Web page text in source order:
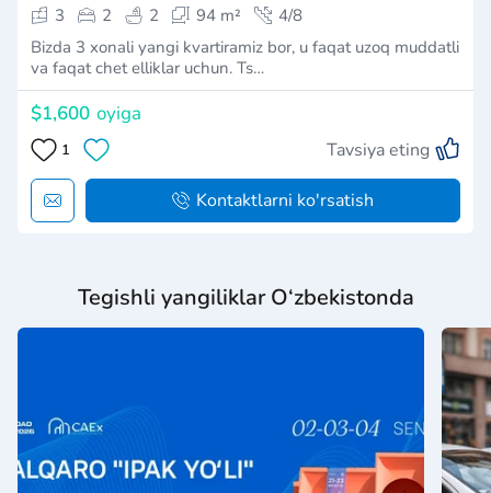
3
2 2 94 m²
4/8
Bizda 3 xonali yangi kvartiramiz bor, u faqat uzoq muddatli
va faqat chet elliklar uchun. Ts…
$1,600 oyiga
1 Tavsiya eting
Kontaktlarni ko'rsatish
Tegishli yangiliklar O‘zbekistonda